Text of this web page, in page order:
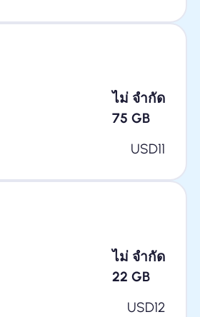
ไม่ จำกัด
75 GB
USD11
ไม่ จำกัด
22 GB
USD12